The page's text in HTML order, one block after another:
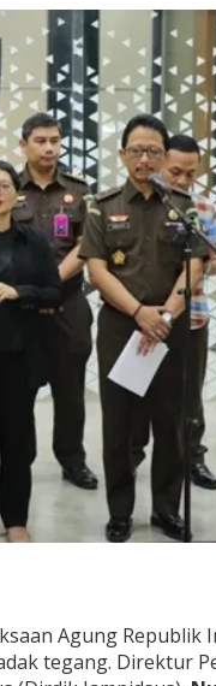
Agung Republik
tegang. Direktur